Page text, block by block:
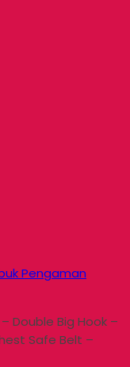
Pengaman
– Double Big Hook –
Safe Belt –